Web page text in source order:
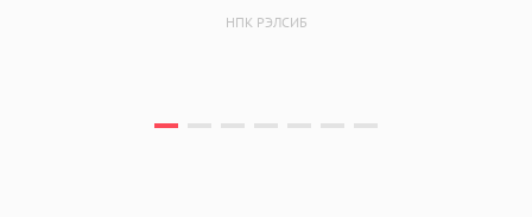
НПК РЭЛСИБ